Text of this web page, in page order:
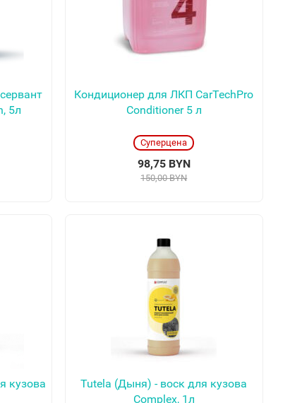
5л
Кондиционер для ЛКП CarTechPro
Conditioner 5 л
Суперцена
98,75 BYN
150,00 BYN
кузова
Tutela (Дыня) - воск для кузова
Complex, 1л